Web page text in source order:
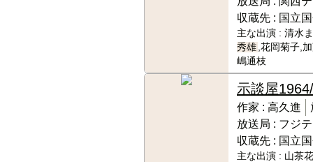
収蔵先 : 国立
主な出演 : 清水
秀雄 ,花岡菊子,
嶋通枝
示談屋
作家 : 高久進
放送局 : フジ
収蔵先 : 国立
主な出演 : 山茶